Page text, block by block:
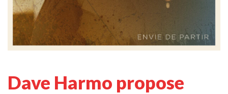
Dave Harmo propose